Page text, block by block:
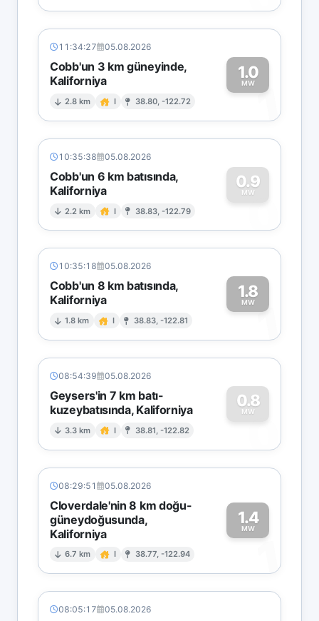
11:34:27 05.08.2026
Cobb'un 3 km güneyinde,
Kaliforniya
2.8 km I 38.80, -122.72
1.0
MW1
10:35:38 05.08.2026
Cobb'un 6 km batısında,
Kaliforniya
2.2 km I 38.83, -122.79
0.9
MW
0
10:35:18 05.08.2026
Cobb'un 8 km batısında,
Kaliforniya
1.8 km I 38.83, -122.81
1.8
MW1
08:54:39 05.08.2026
Geysers'in 7 km batı-
kuzeybatısında, Kaliforniya
3.3 km I 38.81, -122.82
0.8
MW
0
08:29:51 05.08.2026
Cloverdale'nin 8 km doğu-
güneydoğusunda,
Kaliforniya
6.7 km I 38.77, -122.94
1.4
MW
1
08:05:17 05.08.2026